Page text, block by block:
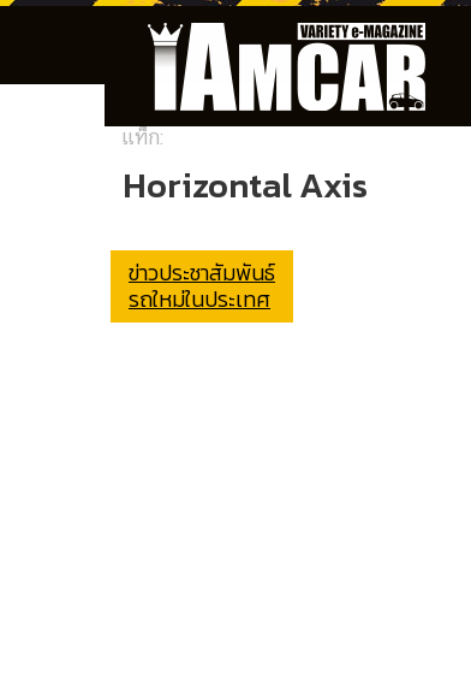
แท็ก:
Horizontal Axis
ข่าวประชาสัมพันธ์
รถใหม่ในประเทศ